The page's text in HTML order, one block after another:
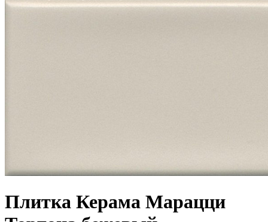
Плитка Керама Марацци